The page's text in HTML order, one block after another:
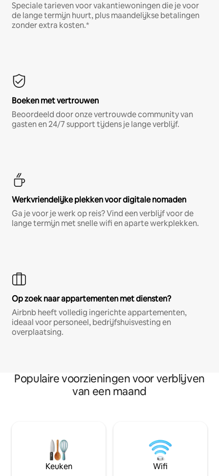
Speciale tarieven voor vakantiewoningen die je voor
de lange termijn huurt, plus maandelijkse betalingen
zonder extra kosten.*
Boeken met vertrouwen
Beoordeeld door onze vertrouwde community van
gasten en 24/7 support tijdens je lange verblijf.
Werkvriendelijke plekken voor digitale nomaden
Ga je voor je werk op reis? Vind een verblijf voor de
lange termijn met snelle wifi en aparte werkplekken.
Op zoek naar appartementen met diensten?
Airbnb heeft volledig ingerichte appartementen,
ideaal voor personeel, bedrijfshuisvesting en
overplaatsing.
Populaire voorzieningen voor verblijven
van een maand
Keuken Wifi